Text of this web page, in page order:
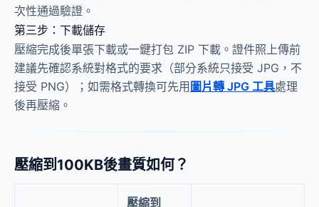
次性通過驗證。
第三步：下載儲存
壓縮完成後單張下載或一鍵打包 ZIP 下載。證件照上傳前
建議先確認系統對格式的要求（部分系統只接受 JPG，不
接受 PNG）；如需格式轉換可先用 圖片轉 JPG 工具處理
後再壓縮。
壓縮到100KB後畫質如何？
壓縮到